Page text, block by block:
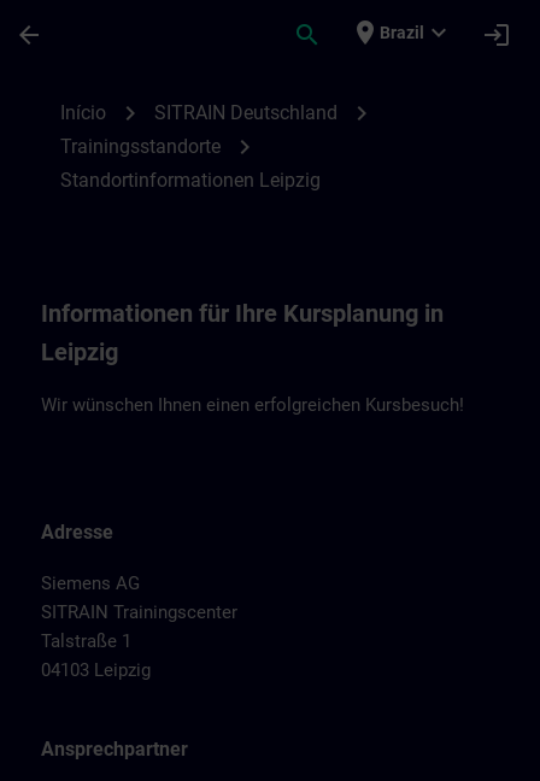
arrow_back search place Brazil expand_more login
Início chevron_right SITRAIN Deutschland chevron_right
Trainingsstandorte chevron_right
Standortinformationen Leipzig
Informationen für Ihre Kursplanung in
Leipzig
Wir wünschen Ihnen einen erfolgreichen Kursbesuch!
Adresse
Siemens AG
SITRAIN Trainingscenter
Talstraße 1
04103 Leipzig
Ansprechpartner